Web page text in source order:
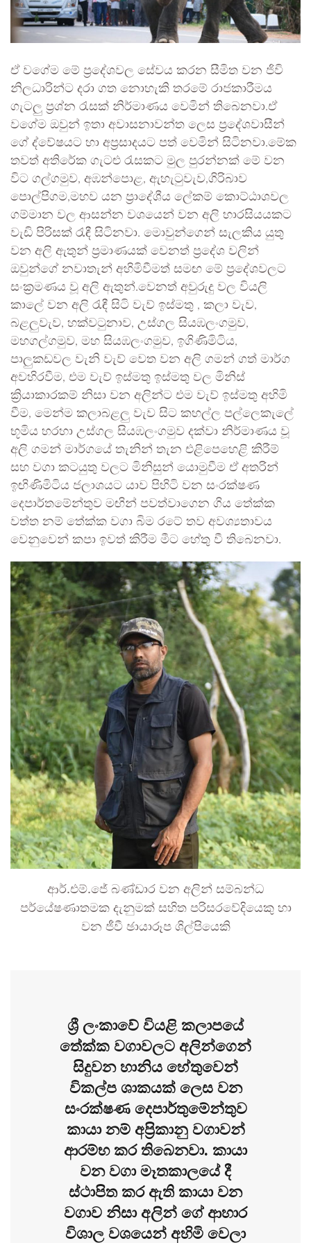
ඒ වගේම මේ ප්‍රදේශවල සේවය කරන සීමිත වන ජිවි
නිලධාරින්ට දරා ගත නොහැකි තරමේ රාජකාරීමය
ගැටලු ප්‍රශ්න රැසක් නිර්මාණය වෙමින් තිබෙනවා.ඒ
වගේම ඔවුන් ඉතා අවාසනාවන්ත ලෙස ප්‍රදේශවාසීන්
ගේ ද්වේෂයට හා අප්‍රසාදයට පත් වෙමින් සිටිනවා.මේක
තවත් අතිරේක ගැටළු රැසකට මුල පුරන්නක් මේ වන
විට ගල්ගමුව, අඹන්පොළ, ඇහැටුවැව,ගිරිබාව
පොල්පිගම,මහව යන ප්‍රාදේශීය ලේකම් කොට්ඨාශවල
ගම්මාන වල ආසන්න වශයෙන් වන අලි හාරසියයකට
වැඩි පිරිසක් රැඳී සිටිනවා. මොවුන්ගෙන් සැලකිය යුතු
වන අලි ඇතුන් ප්‍රමාණයක් වෙනත් ප්‍රදේශ වලින්
ඔවුන්ගේ නවාතැන් අහිමිවීමත් සමඟ මේ ප්‍රදේශවලට
සංක්‍රමණය වූ අලි ඇතුන්.වෙනත් අවුරුදු වල වියලි
කාලේ වන අලි රැඳී සිටි වැව් ඉස්මතු , කලා වැව,
බළලුවැව, හක්වටුනාව, උස්ගල සියඹලංගමුව,
මහගල්ගමුව, මහ සියඹලංගමුව, ඉගිණිමිටිය,
පාලුකඩවල වැනි වැව් වෙත වන අලි ගමන් ගත් මාර්ග
අවහිරවීම, එම වැව් ඉස්මතු ඉස්මතු වල මිනිස්
ක්‍රියාකාරකම් නිසා වන අලින්ට එම වැව් ඉස්මතු අහිමි
වීම, මෙන්ම කලාබළලු වැව සිට කහල්ල පල්ලෙකැලේ
භූමිය හරහා උස්ගල සියඹලංගමුව දක්වා නිර්මාණය වූ
අලි ගමන් මාර්ගයේ තැනින් තැන එළිපෙහෙළි කිරීම්
සහ වගා කටයුතු වලට මිනිසුන් යොමුවීම ඒ අතරින්
ඉඟිණිමිටිය ජලාශයට යාව පිහිටි වන සංරක්ෂණ
දෙපාර්තමේන්තුව මඟින් පවත්වාගෙන ගිය තේක්ක
වත්ත නම් තේක්ක වගා බිම රටේ තව අවශ්‍යතාවය
වෙනුවෙන් කපා ඉවත් කිරීම මීට හේතු වී තිබෙනවා.
ආර්.එම්.ජේ බණ්ඩාර වන අලින් සම්බන්ධ
පර්යේෂණාතමක දැනුමක් සහිත පරිසරවේදියෙකු හා
වන ජීවී ඡායාරූප ශිල්පියෙකි
ශ්‍රී ලංකාවේ වියළි කලාපයේ
තේක්ක වගාවලට අලින්ගෙන්
සිදුවන හානිය හේතුවෙන්
විකල්ප ශාකයක් ලෙස වන
සංරක්ෂණ දෙපාර්තුමේන්තුව
කායා නම් අප්‍රිකානු වගාවන්
ආරම්භ කර තිබෙනවා. කායා
වන වගා මෑතකාලයේ දී
ස්ථාපිත කර ඇති කායා වන
වගාව නිසා අලින් ගේ ආහාර
විශාල වශයෙන් අහිමි වෙලා